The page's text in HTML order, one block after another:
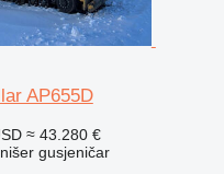
AP655D
≈ 43.280 €
gusjeničar